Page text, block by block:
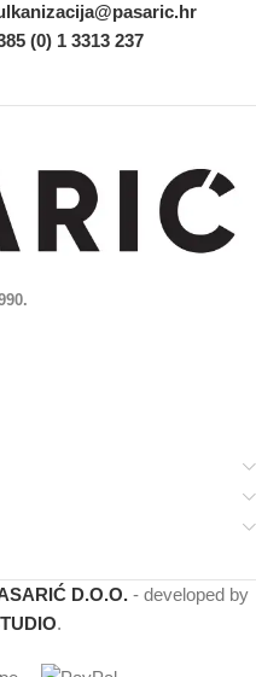
(0) 1 3313 237
D.O.O. - developed by
.